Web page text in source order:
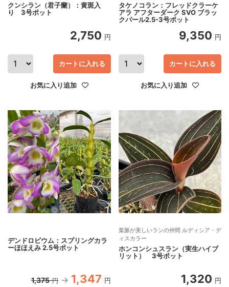
クンシラン（君子蘭）：黄斑入
り 3号ポット
2,750 円
カートに入れる
お気に入り追加
タケノコラン：フレッドクラーケ
アラ アフターダーク SVO ブラッ
クパール2.5-3号ポット
9,350 円
カートに入れる
お気に入り追加
デンドロビウム：スプリングカラ
ーほほえみ 2.5号ポット
1,375 円 1,347 円
葉脈が美しいランの仲間 ルディシア・デ
ィスカラー
ホンコンシュスラン（実生ハイブ
リット） 3号ポット
1,320 円